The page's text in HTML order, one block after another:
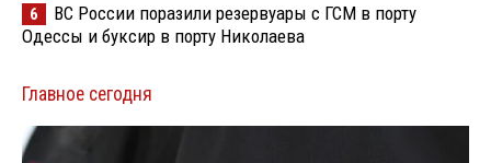
6
ВС России поразили резервуары с ГСМ в порту
Одессы и буксир в порту Николаева
Главное сегодня